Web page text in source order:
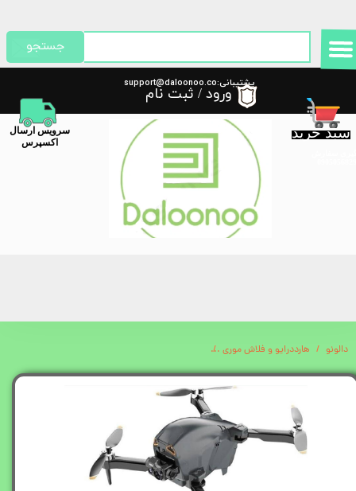
پشتیبانی:support@daloonoo.co
m
سبد خرید
​سرویس ارسال
اکسپرس
جستجو
ورود / ثبت نام
حساب کاربری من
تغییر گذر واژه
سفارشات
خروج از حساب کاربری
دالونو هارددرایو و فلاش موری